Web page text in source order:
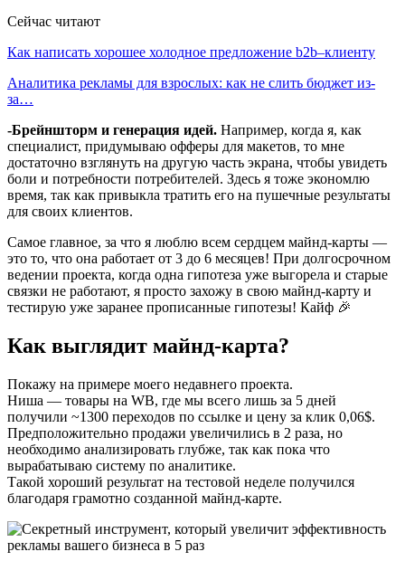
Сейчас читают
Как написать хорошее холодное предложение b2b–клиенту
Аналитика рекламы для взрослых: как не слить бюджет из-
за…
-Брейншторм и генерация идей. Например, когда я, как
специалист, придумываю офферы для макетов, то мне
достаточно взглянуть на другую часть экрана, чтобы увидеть
боли и потребности потребителей. Здесь я тоже экономлю
время, так как привыкла тратить его на пушечные результаты
для своих клиентов.
Самое главное, за что я люблю всем сердцем майнд-карты —
это то, что она работает от 3 до 6 месяцев! При долгосрочном
ведении проекта, когда одна гипотеза уже выгорела и старые
связки не работают, я просто захожу в свою майнд-карту и
тестирую уже заранее прописанные гипотезы! Кайф 🎉
Как выглядит майнд-карта?
Покажу на примере моего недавнего проекта.
Ниша — товары на WB, где мы всего лишь за 5 дней
получили ~1300 переходов по ссылке и цену за клик 0,06$.
Предположительно продажи увеличились в 2 раза, но
необходимо анализировать глубже, так как пока что
вырабатываю систему по аналитике.
Такой хороший результат на тестовой неделе получился
благодаря грамотно созданной майнд-карте.